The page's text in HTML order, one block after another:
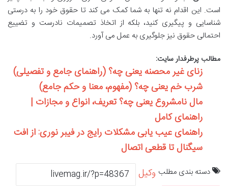
است. این اقدام نه تنها به شما کمک می کند تا حقوق خود را به درستی
شناسایی و پیگیری کنید، بلکه از اتخاذ تصمیمات نادرست و تضییع
احتمالی حقوق نیز جلوگیری به عمل می آورد.
مطالب پرطرفدار سایت:
زنای غیر محصنه یعنی چه؟ (راهنمای جامع و تفصیلی)
شرب خم یعنی چه؟ (مفهوم، معنا و حکم جامع)
مال نامشروع یعنی چه؟ تعریف، انواع و مجازات |
راهنمای کامل
راهنمای عیب یابی مشکلات رایج در فیبر نوری: از افت
سیگنال تا قطعی اتصال
دسته بندی مطلب وکیل